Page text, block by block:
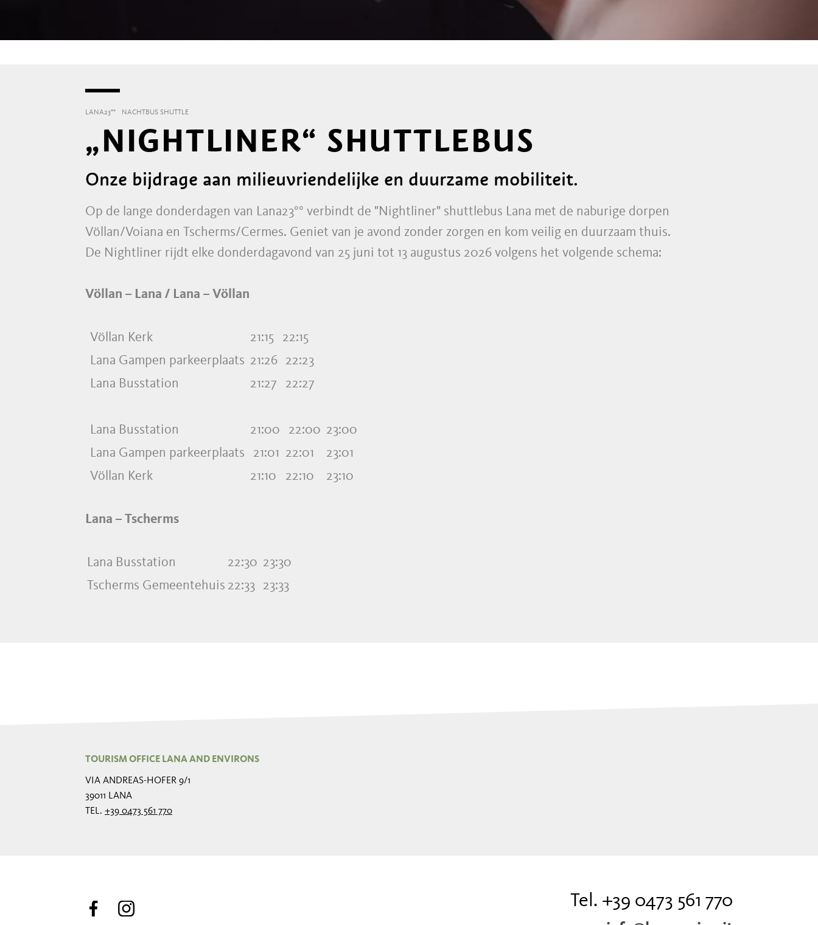
LANA23°° NACHTBUS SHUTTLE
„NIGHTLINER“ SHUTTLEBUS
Onze bijdrage aan milieuvriendelijke en duurzame mobiliteit.
Op de lange donderdagen van Lana23°° verbindt de "Nightliner" shuttlebus Lana met de naburige dorpen
Völlan/Voiana en Tscherms/Cermes. Geniet van je avond zonder zorgen en kom veilig en duurzaam thuis.
De Nightliner rijdt elke donderdagavond van 25 juni tot 13 augustus 2026 volgens het volgende schema:
Völlan – Lana / Lana – Völlan
Völlan Kerk 21:15
22:15
Lana Gampen parkeerplaats 21:26 22:23
Lana Busstation
21:27 22:27
Lana Busstation 21:00 22:00 23:00
Lana Gampen parkeerplaats
21:01 22:01
23:01
Völlan Kerk
21:10 22:10 23:10
Lana – Tscherms
Lana Busstation 22:30 23:30
Tscherms Gemeentehuis 22:33 23:33
TOURISM OFFICE LANA AND ENVIRONS
VIA ANDREAS-HOFER 9/1
39011 LANA
TEL. +39 0473 561 770
Tel. +39 0473 561 770